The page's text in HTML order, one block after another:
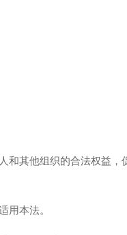
其他组织的合法权益，
本法。